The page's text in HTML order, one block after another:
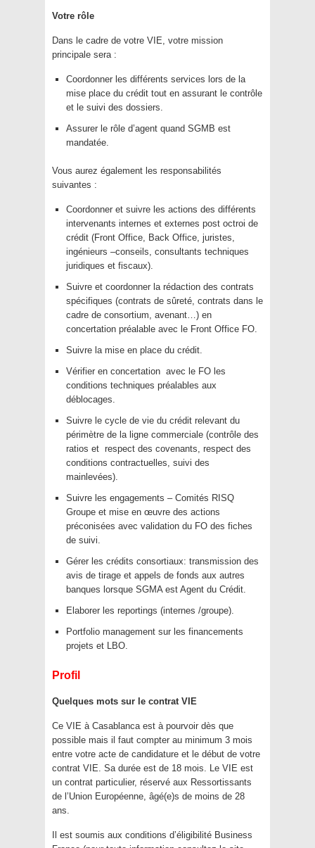
Votre rôle
Dans le cadre de votre VIE, votre mission
principale sera :
Coordonner les différents services lors de la
mise place du crédit tout en assurant le contrôle
et le suivi des dossiers.
Assurer le rôle d’agent quand SGMB est
mandatée.
Vous aurez également les responsabilités
suivantes :
Coordonner et suivre les actions des différents
intervenants internes et externes post octroi de
crédit (Front Office, Back Office, juristes,
ingénieurs –conseils, consultants techniques
juridiques et fiscaux).
Suivre et coordonner la rédaction des contrats
spécifiques (contrats de sûreté, contrats dans le
cadre de consortium, avenant…) en
concertation préalable avec le Front Office FO.
Suivre la mise en place du crédit.
Vérifier en concertation avec le FO les
conditions techniques préalables aux
déblocages.
Suivre le cycle de vie du crédit relevant du
périmètre de la ligne commerciale (contrôle des
ratios et respect des covenants, respect des
conditions contractuelles, suivi des
mainlevées).
Suivre les engagements – Comités RISQ
Groupe et mise en œuvre des actions
préconisées avec validation du FO des fiches
de suivi.
Gérer les crédits consortiaux: transmission des
avis de tirage et appels de fonds aux autres
banques lorsque SGMA est Agent du Crédit.
Elaborer les reportings (internes /groupe).
Portfolio management sur les financements
projets et LBO.
Profil
Quelques mots sur le contrat VIE
Ce VIE à Casablanca est à pourvoir dès que
possible mais il faut compter au minimum 3 mois
entre votre acte de candidature et le début de votre
contrat VIE. Sa durée est de 18 mois. Le VIE est
un contrat particulier, réservé aux Ressortissants
de l’Union Européenne, âgé(e)s de moins de 28
ans.
Il est soumis aux conditions d’éligibilité Business